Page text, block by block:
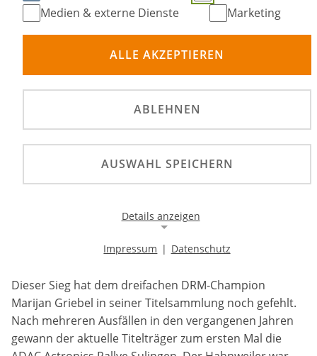
©
Kässer/Schneeweiß zweiten Saisonerfolg. Starkes
internationales Starterfeld begeistert Zuschauer
mit tollem Rallyesport.
Dieser Sieg hat dem dreifachen DRM-Champion
Marijan Griebel in seiner Titelsammlung noch gefehlt.
Nach mehreren Ausfällen in den vergangenen Jahren
gewann der aktuelle Titelträger zum ersten Mal die
Medien & externe Dienste
Marketing
ALLE AKZEPTIEREN
ABLEHNEN
AUSWAHL SPEICHERN
Details anzeigen
Notwendige Cookies ermöglichen die Kernfunktionalität
einer Website. Sie helfen dabei, die Website nutzbar zu
machen, indem sie grundlegende Funktionen
ermöglichen. Ohne diese Cookies kann die Website nicht
richtig funktionieren.
Impressum | Datenschutz